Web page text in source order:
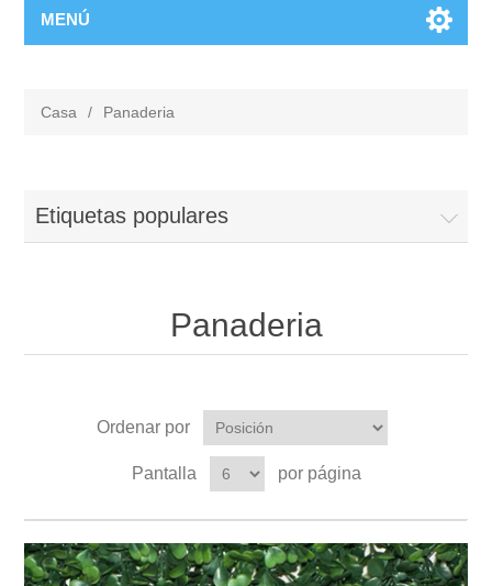
MENÚ
Casa / Panaderia
Etiquetas populares
Panaderia
Ordenar por
Pantalla por página